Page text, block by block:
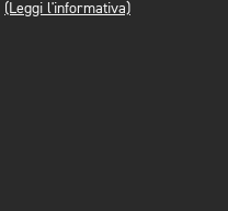
(Leggi l'informativa)